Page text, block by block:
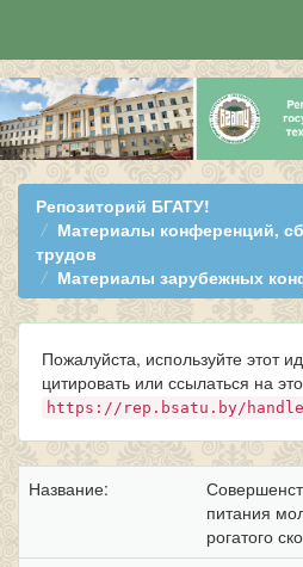
Skip
navigation
Репозиторий БГАТУ!
Материалы конференций,
трудов
Материалы зарубежных
Пожалуйста, используйте этот
цитировать или ссылаться на
https://rep.bsatu.by/
Название:
питания
рогатого